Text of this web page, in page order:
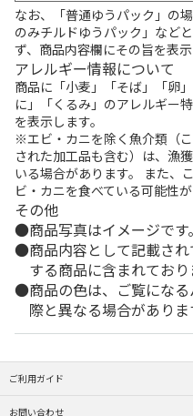
なお、「普通ゆうパック」の
のみチルドゆうパック」など
ず、商品内容欄にその旨を表示
アレルギー情報について
商品に「小麦」「そば」「卵
に」「くるみ」のアレルギー
を表示します。
※エビ・カニを除く魚介類（
された加工品も含む）は、漁
いる場合があります。 また、
ビ・カニを食べている可能性が
その他
商品写真はイメージです。
商品内容として記載さ
する商品に含まれており
商品の色は、ご覧にな
際と異なる場合がありま
ご利用ガイド
お問い合わせ